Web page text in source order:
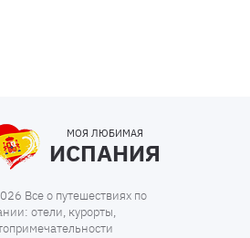
МОЯ ЛЮБИМАЯ
ИСПАНИЯ
Все о путешествиях по
отели, курорты,